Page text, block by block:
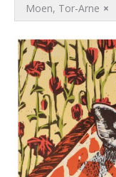
×
Moen, Tor-Arne